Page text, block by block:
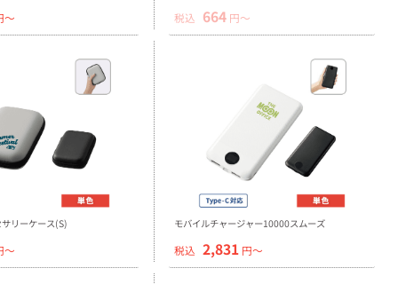
〜 税込 664 円〜
リーケース(S)
〜
モバイルチャージャー10000スムーズ
税込 2,831 円〜